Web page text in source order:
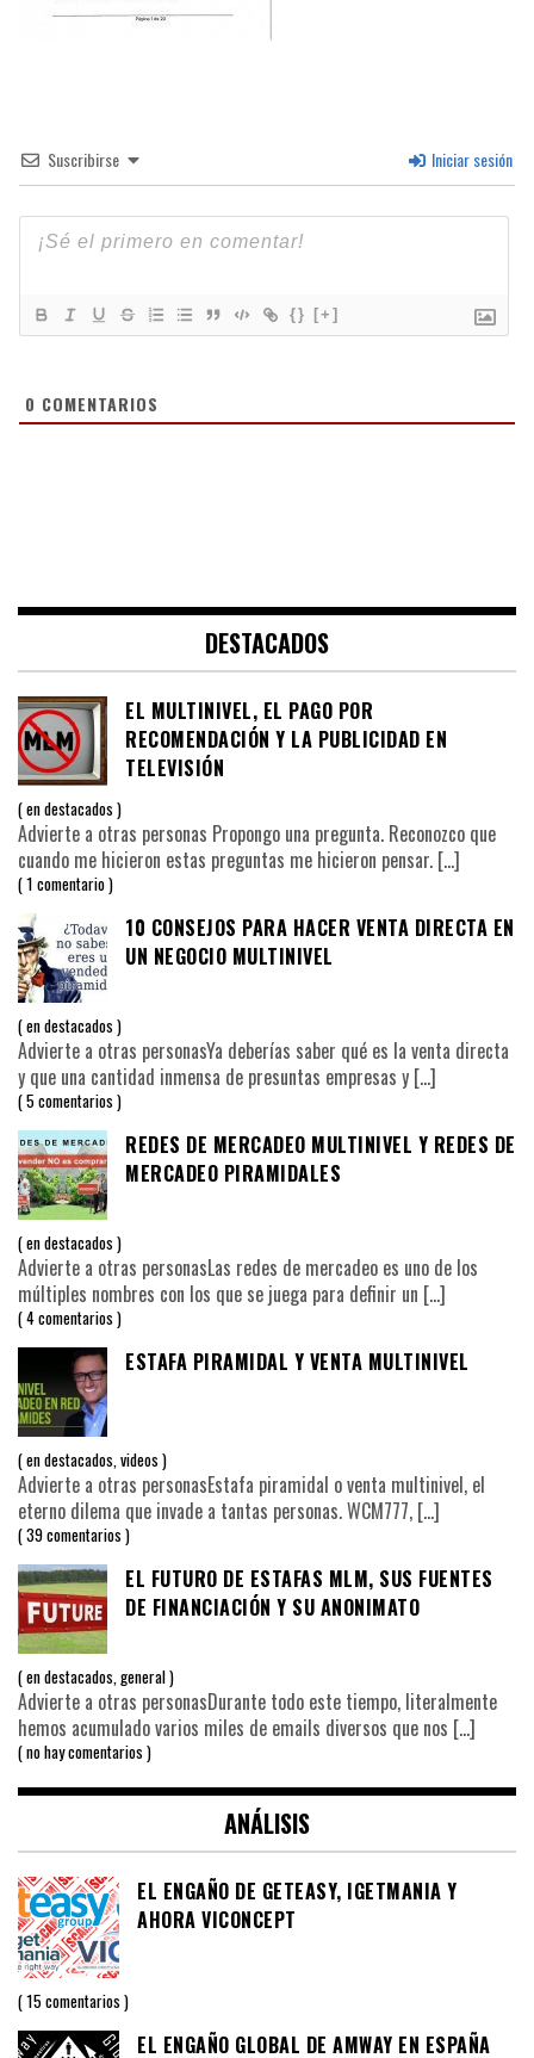
Suscribirse Iniciar sesión
{} [+]
0 COMENTARIOS
DESTACADOS
EL MULTINIVEL, EL PAGO POR
RECOMENDACIÓN Y LA PUBLICIDAD EN
TELEVISIÓN
endestacados
Advierte a otras personas Propongo una pregunta. Reconozco que
cuando me hicieron estas preguntas me hicieron pensar. […]
1 comentario
10 CONSEJOS PARA HACER VENTA DIRECTA EN
UN NEGOCIO MULTINIVEL
endestacados
Advierte a otras personasYa deberías saber qué es la venta directa
y que una cantidad inmensa de presuntas empresas y […]
5 comentarios
REDES DE MERCADEO MULTINIVEL Y REDES DE
MERCADEO PIRAMIDALES
endestacados
Advierte a otras personasLas redes de mercadeo es uno de los
múltiples nombres con los que se juega para definir un […]
4 comentarios
ESTAFA PIRAMIDAL Y VENTA MULTINIVEL
endestacados,videos
Advierte a otras personasEstafa piramidal o venta multinivel, el
eterno dilema que invade a tantas personas. WCM777, […]
39 comentarios
EL FUTURO DE ESTAFAS MLM, SUS FUENTES
DE FINANCIACIÓN Y SU ANONIMATO
endestacados,general
Advierte a otras personasDurante todo este tiempo, literalmente
hemos acumulado varios miles de emails diversos que nos […]
no hay comentarios
ANÁLISIS
EL ENGAÑO DE GETEASY, IGETMANIA Y
AHORA VICONCEPT
15 comentarios
EL ENGAÑO GLOBAL DE AMWAY EN ESPAÑA